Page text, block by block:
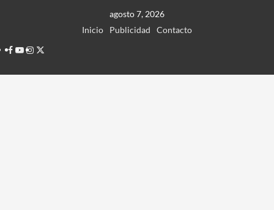
agosto 7, 2026
Inicio
Publicidad
Contacto
Facebook
Youtube
Instagram
Twitter